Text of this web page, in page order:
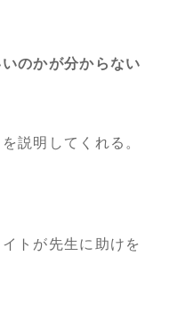
のかが分からない
説明してくれる。
トが先生に助けを